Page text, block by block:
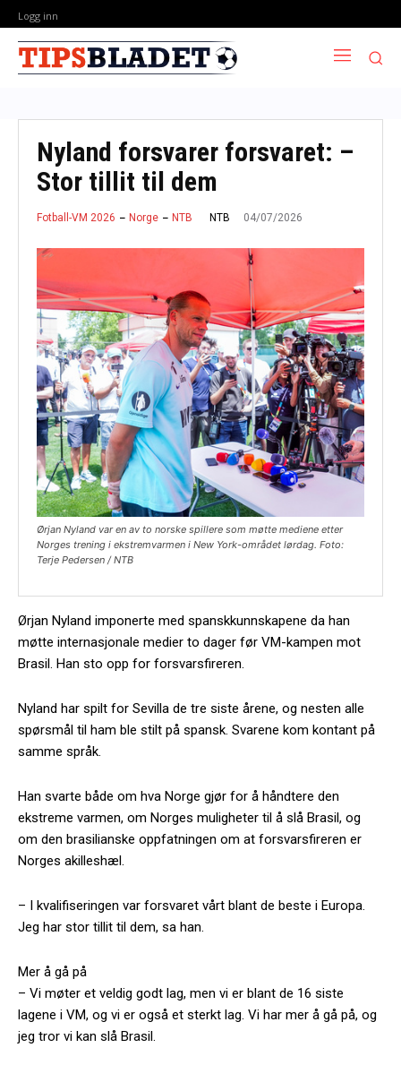
Logg inn
Nyland forsvarer forsvaret: –
Stor tillit til dem
Fotball-VM 2026 Norge NTB NTB 04/07/2026
Ørjan Nyland var en av to norske spillere som møtte mediene etter
Norges trening i ekstremvarmen i New York-området lørdag. Foto:
Terje Pedersen / NTB
Ørjan Nyland imponerte med spanskkunnskapene da han
møtte internasjonale medier to dager før VM-kampen mot
Brasil. Han sto opp for forsvarsfireren.
Nyland har spilt for Sevilla de tre siste årene, og nesten alle
spørsmål til ham ble stilt på spansk. Svarene kom kontant på
samme språk.
Han svarte både om hva Norge gjør for å håndtere den
ekstreme varmen, om Norges muligheter til å slå Brasil, og
om den brasilianske oppfatningen om at forsvarsfireren er
Norges akilleshæl.
– I kvalifiseringen var forsvaret vårt blant de beste i Europa.
Jeg har stor tillit til dem, sa han.
Mer å gå på
– Vi møter et veldig godt lag, men vi er blant de 16 siste
lagene i VM, og vi er også et sterkt lag. Vi har mer å gå på, og
jeg tror vi kan slå Brasil.